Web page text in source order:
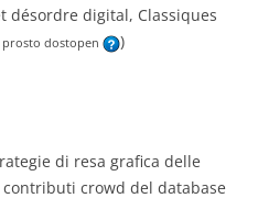
désordre digital, Classiques
prosto dostopen )
di resa grafica delle
crowd del database